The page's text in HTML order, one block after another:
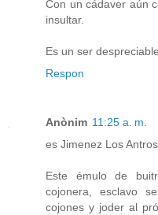
Con un cádaver aún
insultar.
Es un ser despreciable.
Respon
Anònim 11:25 a. m.
es Jimenez Los
Este émulo de
cojonera, esclavo
cojones y joder al